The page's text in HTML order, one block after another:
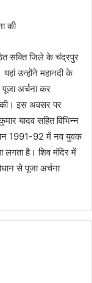
सक्ति जिले के चंद्रपुर
उन्होंने महानदी के
अर्चना कर
की। इस अवसर पर
यादव सहित विभिन्न
सन 1991-92 में नव युवक
लगता है। शिव मंदिर में
से पूजा अर्चना